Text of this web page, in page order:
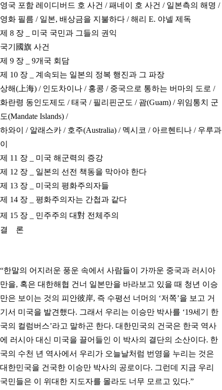
영국 포함 레이디버드 호 사건 / 패네이 호 사건 / 일본측의 해명 /
영화 필름 / 일본, 배상금을 지불하다 / 해리 E. 야넬 제독
제 8 장 _ 미국 국민과 그들의 권익
국기國旗 사건
제 9 장 _ 9개국 회담
제 10 장 _ 계속되는 일본의 정복 행진과 그 파장
상해(上海) / 인도차이나 / 홍콩 / 중국으로 통하는 버마의 도로 /
화란령 동인도제도 / 태국 / 필리핀군도 / 괌(Guam) / 위임통치 군
도(Mandate Islands) /
하와이 / 알래스카 / 호주(Australia) / 멕시코 / 아르헨티나 / 우루과
이
제 11 장 _ 미국 해군력의 증강
제 12 장 _ 일본의 선전 책동을 막아야 한다
제 13 장 _ 미국의 평화주의자들
제 14 장 _ 평화주의자는 간첩과 같다
제 15 장 _ 민주주의 대對 전체주의
결 론
“한말의 어지러운 풍운 속에서 사람들이 가까운 중국과 러시아
만을, 혹은 대한해협 건너 일본만을 바라보고 있을 때 청년 이승
만은 보이는 것의 피안彼岸, 즉 수평선 너머의 ‘저쪽’을 보고 거
기서 미국을 발견했다. 그래서 우리는 이승만 박사를 ‘19세기 한
국의 컬럼버스’라고 말하곤 한다. 대한민국의 건국은 한국 역사
에 러시아 대신 미국을 끌어들인 이 박사의 결단의 소산이다. 한
국의 수천 년 역사에서 우리가 오늘날처럼 번영을 누리는 것은
대한민국을 건국한 이승만 박사의 공로이다. 그런데 지금 우리
국민들은 이 위대한 지도자를 몰라도 너무 모르고 있다.”